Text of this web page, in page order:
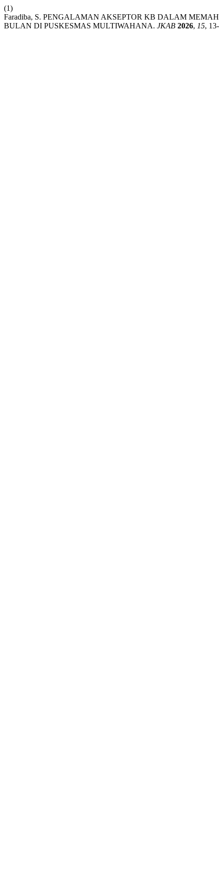
(1)
Faradiba, S. PENGALAMAN AKSEPTOR KB DALAM
BULAN DI PUSKESMAS MULTIWAHANA. JKAB 2026, 15,